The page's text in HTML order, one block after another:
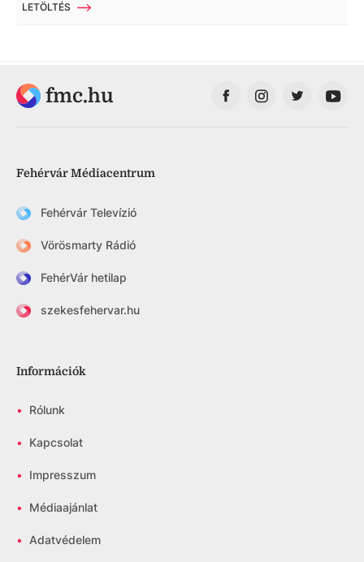
LETÖLTÉS
fmc.hu
Fehérvár Médiacentrum
Fehérvár Televízió
Vörösmarty Rádió
FehérVár hetilap
szekesfehervar.hu
Információk
• Rólunk
• Kapcsolat
• Impresszum
• Médiaajánlat
• Adatvédelem